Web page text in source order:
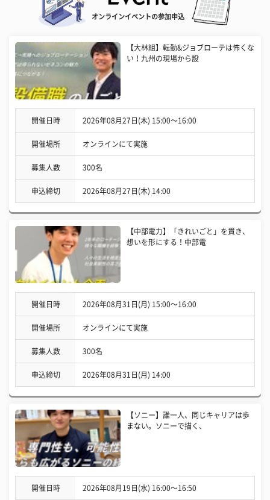
オンラインイベントの参加申込
【大林組】転勤&ジョブローテは怖くな
い！九州の現場から設
開催日時 2026年08月27日(木) 15:00〜16:00
開催場所 オンラインにて実施
募集人数 300名
申込締切 2026年08月27日(木) 14:00
【中部電力】「きれいごと」を貫き、
想いを形にする！中部電
開催日時 2026年08月31日(月) 15:00〜16:00
開催場所 オンラインにて実施
募集人数 300名
申込締切 2026年08月31日(月) 14:00
【ソニー】誰一人、同じキャリアは歩
まない。ソニーで描く、
開催日時 2026年08月19日(水) 16:00〜16:50